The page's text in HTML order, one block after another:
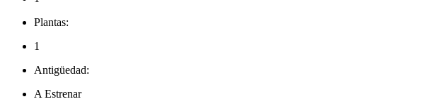
Plantas:
1
Antigüedad:
A Estrenar